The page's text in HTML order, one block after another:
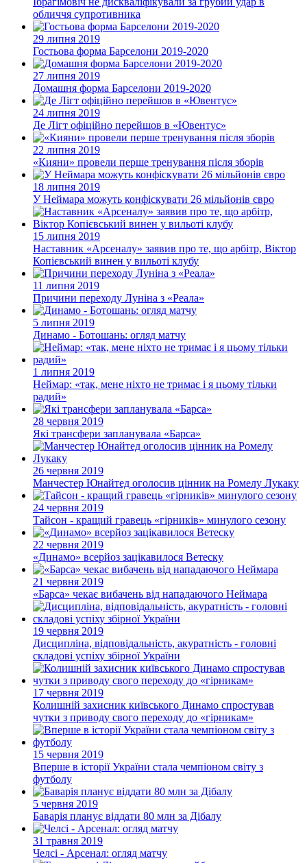
обличчя супротивника
29 липня 2019
Гостьова форма Барселони 2019-2020
27 липня 2019
Домашня форма Барселони 2019-2020
24 липня 2019
Де Лігт офіційно перейшов в «Ювентус»
22 липня 2019
«Кияни» провели перше тренування після зборів
18 липня 2019
У Неймара можуть конфіскувати 26 мільйонів євро
15 липня 2019
Наставник «Арсеналу» заявив про те, що арбітр, Віктор
Копієвський винен у вильоті клубу
11 липня 2019
Причини переходу Луніна з «Реала»
5 липня 2019
Динамо - Ботошань: огляд матчу
1 липня 2019
Неймар: «так, мене ніхто не тримає і я цьому тільки
радий»
28 червня 2019
Які трансфери запланувала «Барса»
26 червня 2019
Манчестер Юнайтед оголосив цінник на Ромелу Лукаку
24 червня 2019
Тайсон - кращий гравець «гірників» минулого сезону
22 червня 2019
«Динамо» всерйоз зацікавилося Ветеску
21 червня 2019
«Барса» чекає вибачень від нападаючого Неймара
19 червня 2019
Дисципліна, відповідальність, акуратність - головні
складові успіху збірної України
17 червня 2019
Колишній захисник київського Динамо спростував
чутки з приводу свого переходу до «гірникам»
15 червня 2019
Вперше в історії України стала чемпіоном світу з
футболу
5 червня 2019
Баварія планує віддати 80 млн за Дібалу
31 травня 2019
Челсі - Арсенал: огляд матчу